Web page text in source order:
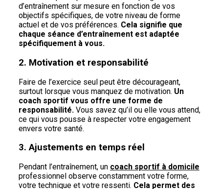
d’entraînement sur mesure en fonction de vos
objectifs spécifiques, de votre niveau de forme
actuel et de vos préférences. Cela signifie que
chaque séance d’entraînement est adaptée
spécifiquement à vous.
2. Motivation et responsabilité
Faire de l’exercice seul peut être décourageant,
surtout lorsque vous manquez de motivation. Un
coach sportif vous offre une forme de
responsabilité. Vous savez qu’il ou elle vous attend,
ce qui vous pousse à respecter votre engagement
envers votre santé.
3. Ajustements en temps réel
Pendant l’entraînement, un coach sportif à domicile
professionnel observe constamment votre forme,
votre technique et votre ressenti. Cela permet des